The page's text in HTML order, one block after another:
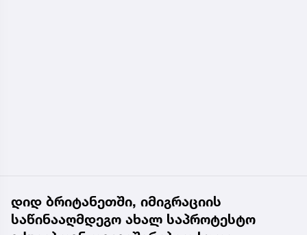
დიდ ბრიტანეთში, იმიგრაციის
საწინააღმდეგო ახალ საპროტესტო